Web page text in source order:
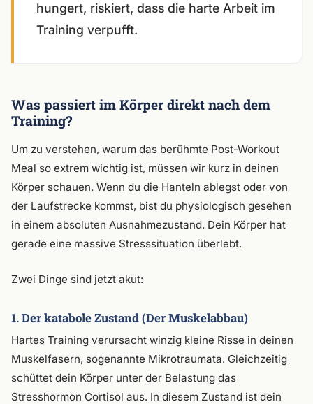
hungert, riskiert, dass die harte Arbeit im
Training verpufft.
Was passiert im Körper direkt nach dem
Training?
Um zu verstehen, warum das berühmte Post-Workout
Meal so extrem wichtig ist, müssen wir kurz in deinen
Körper schauen. Wenn du die Hanteln ablegst oder von
der Laufstrecke kommst, bist du physiologisch gesehen
in einem absoluten Ausnahmezustand. Dein Körper hat
gerade eine massive Stresssituation überlebt.
Zwei Dinge sind jetzt akut:
1. Der katabole Zustand (Der Muskelabbau)
Hartes Training verursacht winzig kleine Risse in deinen
Muskelfasern, sogenannte Mikrotraumata. Gleichzeitig
schüttet dein Körper unter der Belastung das
Stresshormon Cortisol aus. In diesem Zustand ist dein